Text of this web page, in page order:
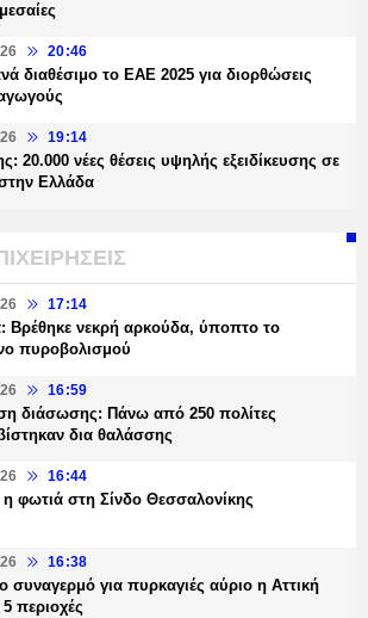
20:46
διαθέσιμο το ΕΑΕ 2025 για διορθώσεις
19:14
20.000 νέες θέσεις υψηλής εξειδίκευσης σε
Ελλάδα
17:14
Βρέθηκε νεκρή αρκούδα, ύποπτο το
πυροβολισμού
16:59
διάσωσης: Πάνω από 250 πολίτες
δια θαλάσσης
16:44
φωτιά στη Σίνδο Θεσσαλονίκης
16:38
συναγερμό για πυρκαγιές αύριο η Αττική
5 περιοχές